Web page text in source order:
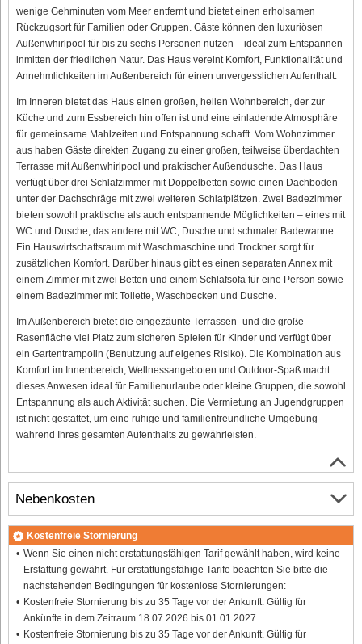
wenige Gehminuten vom Meer entfernt und bietet einen erholsamen
Rückzugsort für Familien oder Gruppen. Gäste können den luxuriösen
Außenwhirlpool für bis zu sechs Personen nutzen – ideal zum Entspannen
inmitten der friedlichen Natur. Das Haus vereint Komfort, Funktionalität und
Annehmlichkeiten im Außenbereich für einen unvergesslichen Aufenthalt.
Im Inneren bietet das Haus einen großen, hellen Wohnbereich, der zur
Küche und zum Essbereich hin offen ist und eine einladende Atmosphäre
für gemeinsame Mahlzeiten und Entspannung schafft. Vom Wohnzimmer
aus haben Gäste direkten Zugang zu einer großen, teilweise überdachten
Terrasse mit Außenwhirlpool und praktischer Außendusche. Das Haus
verfügt über drei Schlafzimmer mit Doppelbetten sowie einen Dachboden
unter der Dachschräge mit zwei weiteren Schlafplätzen. Zwei Badezimmer
bieten sowohl praktische als auch entspannende Möglichkeiten – eines mit
WC und Dusche, das andere mit WC, Dusche und schmaler Badewanne.
Ein Hauswirtschaftsraum mit Waschmaschine und Trockner sorgt für
zusätzlichen Komfort. Darüber hinaus gibt es einen separaten Annex mit
einem Zimmer mit zwei Betten und einem Schlafsofa für eine Person sowie
einem Badezimmer mit Toilette, Waschbecken und Dusche.
Im Außenbereich bietet die eingezäunte Terrassen- und die große
Rasenfläche viel Platz zum sicheren Spielen für Kinder und verfügt über
ein Gartentrampolin (Benutzung auf eigenes Risiko). Die Kombination aus
Komfort im Innenbereich, Wellnessangeboten und Outdoor-Spaß macht
dieses Anwesen ideal für Familienurlaube oder kleine Gruppen, die sowohl
Entspannung als auch Aktivität suchen. Die Vermietung an Jugendgruppen
ist nicht gestattet, um eine ruhige und familienfreundliche Umgebung
während Ihres gesamten Aufenthalts zu gewährleisten.
Nebenkosten
Kostenfreie Stornierung
Wenn Sie einen nicht erstattungsfähigen Tarif gewählt haben, wird keine
Erstattung gewährt. Für erstattungsfähige Tarife beachten Sie bitte die
nachstehenden Bedingungen für kostenlose Stornierungen:
Kostenfreie Stornierung bis zu 35 Tage vor der Ankunft. Gültig für
Ankünfte in dem Zeitraum 18.07.2026 bis 01.01.2027
Kostenfreie Stornierung bis zu 35 Tage vor der Ankunft. Gültig für